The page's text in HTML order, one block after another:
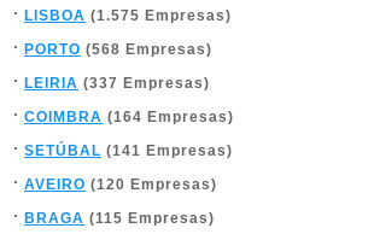
LISBOA (1.575 Empresas)
PORTO (568 Empresas)
LEIRIA (337 Empresas)
COIMBRA (164 Empresas)
SETÚBAL (141 Empresas)
AVEIRO (120 Empresas)
BRAGA (115 Empresas)